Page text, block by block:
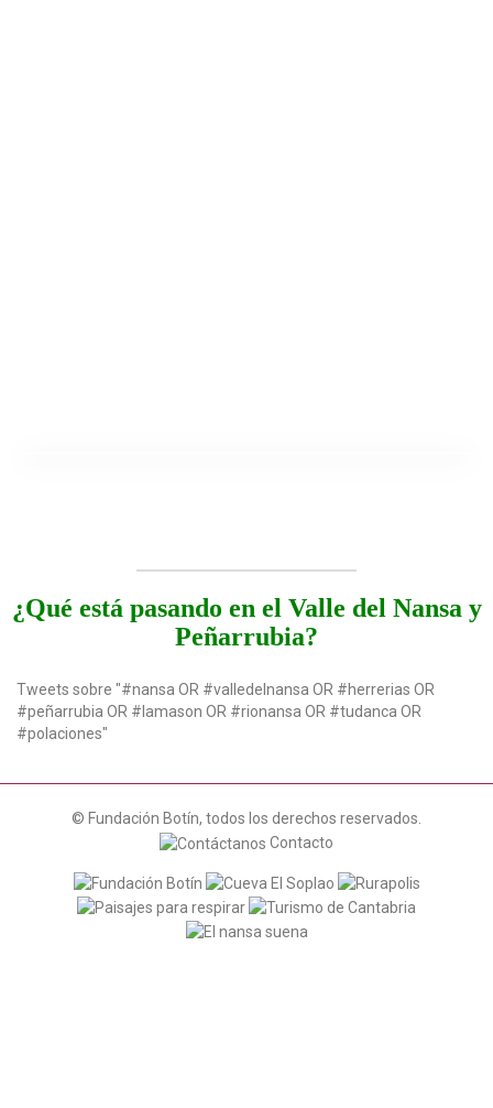
¿Qué está pasando en el Valle del Nansa y
Peñarrubia?
Tweets sobre "#nansa OR #valledelnansa OR #herrerias OR
#peñarrubia OR #lamason OR #rionansa OR #tudanca OR
#polaciones"
© Fundación Botín, todos los derechos reservados.
Contacto